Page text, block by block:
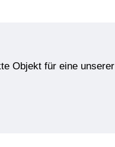
Objekt für eine